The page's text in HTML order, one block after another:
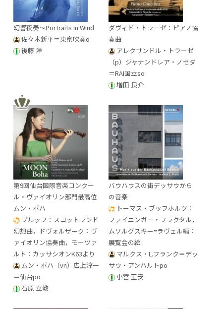
幻響夜奏～Portraits In Wind
佐々木新平＝東京吹奏o
後藤 洋
ダヴィド・トラーゼ：ピアノ協
奏曲
アレクサンドル・トラーゼ
（p）ジャナンドレア・ノセダ
＝RAI国立so
増田 良介
第9回仙台国際音楽コンクー
ル・ヴァイオリン部門最高位
ムン・ボハ
ブルッフ：スコットランド
幻想曲，ドヴォルザーク：ヴ
ァイオリン協奏曲，モーツァ
ルト：カッサシオンK63より
ムン・ボハ（vn）広上淳一
＝仙台po
石原 立教
バウハウスの街デッサウから
の音楽
トーマス・ブッフホルツ：
ファイニンガー・フラクタル，
ムソルグスキー=ラヴェル編：
展覧会の絵
マルクス・L.フランク＝デッ
サウ・アンハルトpo
小宮 正安